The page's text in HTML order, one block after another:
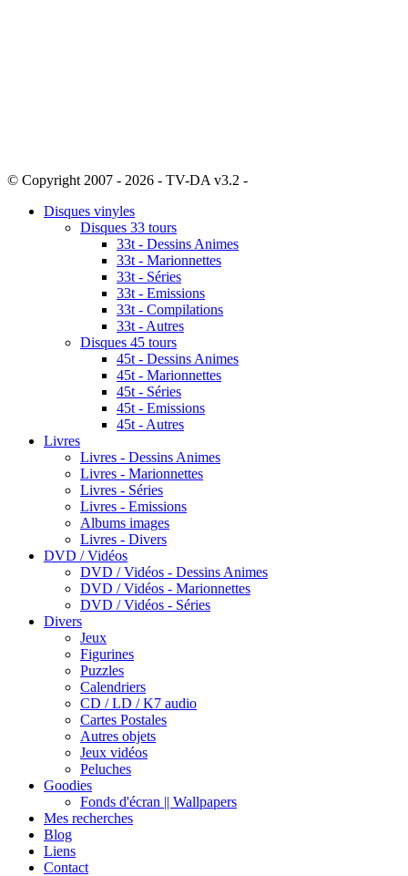
© Copyright 2007 - 2026 - TV-DA v3.2 -
Disques vinyles
Disques 33 tours
33t - Dessins Animes
33t - Marionnettes
33t - Séries
33t - Emissions
33t - Compilations
33t - Autres
Disques 45 tours
45t - Dessins Animes
45t - Marionnettes
45t - Séries
45t - Emissions
45t - Autres
Livres
Livres - Dessins Animes
Livres - Marionnettes
Livres - Séries
Livres - Emissions
Albums images
Livres - Divers
DVD / Vidéos
DVD / Vidéos - Dessins Animes
DVD / Vidéos - Marionnettes
DVD / Vidéos - Séries
Divers
Jeux
Figurines
Puzzles
Calendriers
CD / LD / K7 audio
Cartes Postales
Autres objets
Jeux vidéos
Peluches
Goodies
Fonds d'écran || Wallpapers
Mes recherches
Blog
Liens
Contact